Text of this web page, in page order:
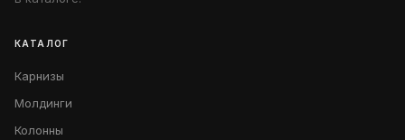
КАТАЛОГ
Карнизы
Молдинги
Колонны